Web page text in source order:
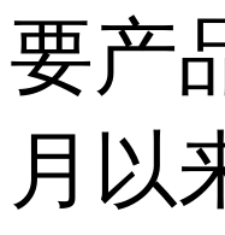
要产
月以